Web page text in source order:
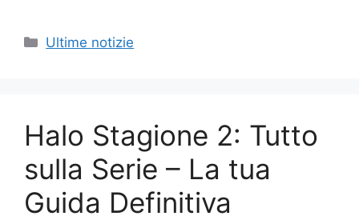
Categories
Ultime notizie
Halo Stagione 2: Tutto
sulla Serie – La tua
Guida Definitiva